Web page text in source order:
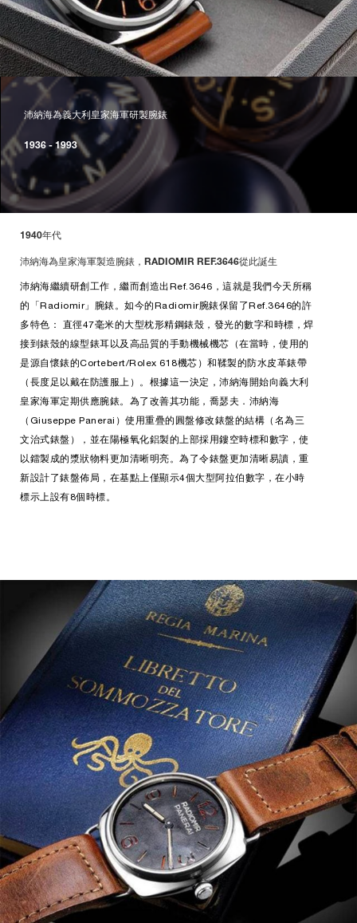
沛納海為義大利皇家海軍研製腕錶
1936 - 1993
1940年代
沛納海為皇家海軍製造腕錶，RADIOMIR REF.3646從此誕生
沛納海繼續研創工作，繼而創造出Ref.3646，這就是我們今天所稱
的「Radiomir」腕錶。如今的Radiomir腕錶保留了Ref.3646的許
多特色： 直徑47毫米的大型枕形精鋼錶殼，發光的數字和時標，焊
接到錶殼的線型錶耳以及高品質的手動機械機芯（在當時，使用的
是源自懷錶的Cortebert/Rolex 618機芯）和鞣製的防水皮革錶帶
（長度足以戴在防護服上）。根據這一決定，沛納海開始向義大利
皇家海軍定期供應腕錶。為了改善其功能，喬瑟夫．沛納海
（Giuseppe Panerai）使用重疊的圓盤修改錶盤的結構（名為三
文治式錶盤），並在陽極氧化鋁製的上部採用鏤空時標和數字，使
以鐳製成的漿狀物料更加清晰明亮。為了令錶盤更加清晰易讀，重
新設計了錶盤佈局，在基點上僅顯示4個大型阿拉伯數字，在小時
標示上設有8個時標。